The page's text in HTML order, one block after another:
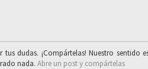
tus dudas. ¡Compártelas! Nuestro
nada. Abre un post y compártelas